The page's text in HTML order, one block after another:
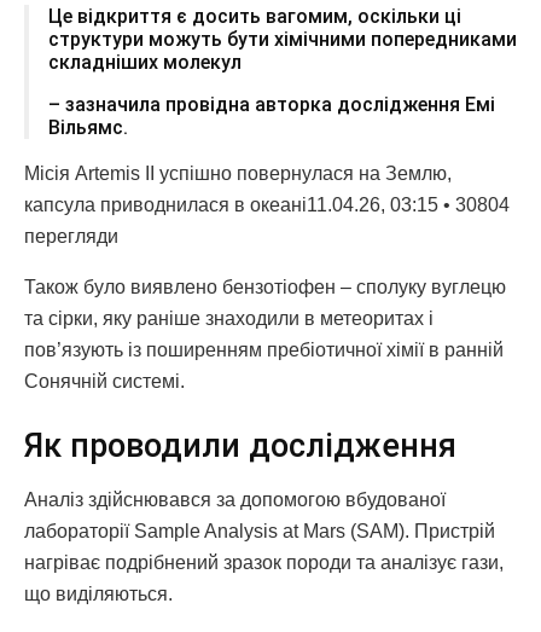
Це відкриття є досить вагомим, оскільки ці
структури можуть бути хімічними попередниками
складніших молекул
– зазначила провідна авторка дослідження Емі
Вільямс.
Місія Artemis II успішно повернулася на Землю,
капсула приводнилася в океані11.04.26, 03:15 • 30804
перегляди
Також було виявлено бензотіофен – сполуку вуглецю
та сірки, яку раніше знаходили в метеоритах і
пов’язують із поширенням пребіотичної хімії в ранній
Сонячній системі.
Як проводили дослідження
Аналіз здійснювався за допомогою вбудованої
лабораторії Sample Analysis at Mars (SAM). Пристрій
нагріває подрібнений зразок породи та аналізує гази,
що виділяються.